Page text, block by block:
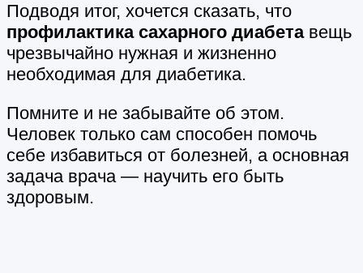
Подводя итог, хочется сказать, что
профилактика сахарного диабетавещь
чрезвычайно нужная и жизненно
необходимая для диабетика.
Помните и не забывайте об этом.
Человек только сам способен помочь
себе избавиться от болезней, а основная
задача врача — научить его быть
здоровым.